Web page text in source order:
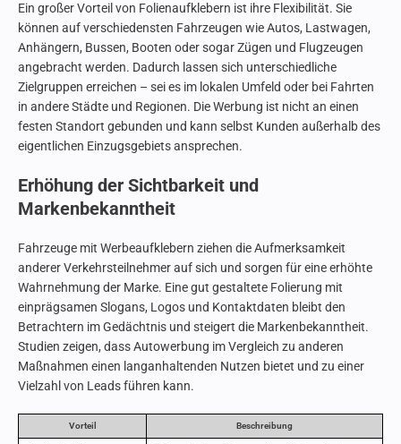
Ein großer Vorteil von Folienaufklebern ist ihre Flexibilität. Sie
können auf verschiedensten Fahrzeugen wie Autos, Lastwagen,
Anhängern, Bussen, Booten oder sogar Zügen und Flugzeugen
angebracht werden. Dadurch lassen sich unterschiedliche
Zielgruppen erreichen – sei es im lokalen Umfeld oder bei Fahrten
in andere Städte und Regionen. Die Werbung ist nicht an einen
festen Standort gebunden und kann selbst Kunden außerhalb des
eigentlichen Einzugsgebiets ansprechen.
Erhöhung der Sichtbarkeit und
Markenbekanntheit
Fahrzeuge mit Werbeaufklebern ziehen die Aufmerksamkeit
anderer Verkehrsteilnehmer auf sich und sorgen für eine erhöhte
Wahrnehmung der Marke. Eine gut gestaltete Folierung mit
einprägsamen Slogans, Logos und Kontaktdaten bleibt den
Betrachtern im Gedächtnis und steigert die Markenbekanntheit.
Studien zeigen, dass Autowerbung im Vergleich zu anderen
Maßnahmen einen langanhaltenden Nutzen bietet und zu einer
Vielzahl von Leads führen kann.
Vorteil Beschreibung